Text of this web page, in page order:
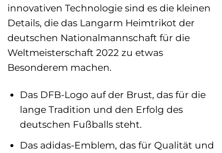
innovativen Technologie sind es die kleinen
Details, die das Langarm Heimtrikot der
deutschen Nationalmannschaft für die
Weltmeisterschaft 2022 zu etwas
Besonderem machen.
Das DFB-Logo auf der Brust, das für die
lange Tradition und den Erfolg des
deutschen Fußballs steht.
Das adidas-Emblem, das für Qualität und